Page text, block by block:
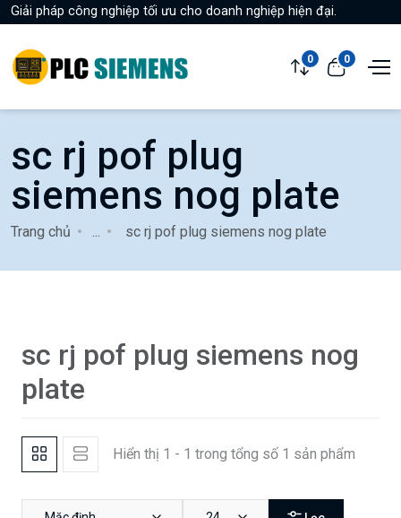
Giải pháp công nghiệp tối ưu cho doanh nghiệp hiện đại.
0 0
sc rj pof plug
siemens nog plate
Trang chủ sc rj pof plug siemens nog plate
sc rj pof plug siemens nog
plate
Hiển thị 1 - 1 trong tổng số 1 sản phẩm